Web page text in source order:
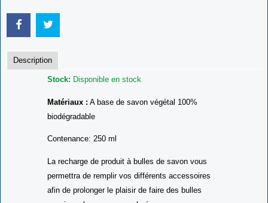
Description
Stock: Disponible en stock
Matériaux : A base de savon végétal 100%
biodégradable
Contenance: 250 ml
La recharge de produit à bulles de savon vous
permettra de remplir vos différents accessoires
afin de prolonger le plaisir de faire des bulles